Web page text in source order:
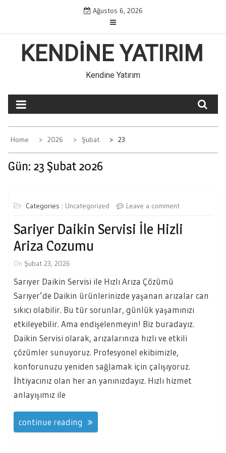
Ağustos 6, 2026
KENDINE YATIRIM
Kendine Yatırım
Home 2026 Şubat 23
Gün: 23 Şubat 2026
Categories : Uncategorized Leave a comment
Sariyer Daikin Servisi İle Hizli
Ariza Cozumu
On Şubat 23, 2026
Sarıyer Daikin Servisi ile Hızlı Arıza Çözümü
Sarıyer’de Daikin ürünlerinizde yaşanan arızalar can
sıkıcı olabilir. Bu tür sorunlar, günlük yaşamınızı
etkileyebilir. Ama endişelenmeyin! Biz buradayız.
Daikin Servisi olarak, arızalarınıza hızlı ve etkili
çözümler sunuyoruz. Profesyonel ekibimizle,
konforunuzu yeniden sağlamak için çalışıyoruz.
İhtiyacınız olan her an yanınızdayız. Hızlı hizmet
anlayışımız ile
continue reading